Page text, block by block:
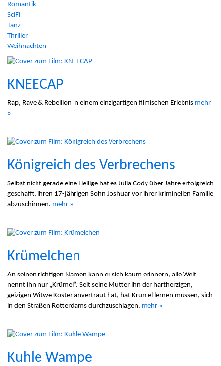
Romantik
SciFi
Tanz
Thriller
Weihnachten
KNEECAP
Rap, Rave & Rebellion in einem einzigartigen filmischen Erlebnis mehr
»
Königreich des Verbrechens
Selbst nicht gerade eine Heilige hat es Julia Cody über Jahre erfolgreich
geschafft, ihren 17-jährigen Sohn Joshuar vor ihrer kriminellen Familie
abzuschirmen. mehr »
Krümelchen
An seinen richtigen Namen kann er sich kaum erinnern, alle Welt
nennt ihn nur „Krümel“. Seit seine Mutter ihn der hartherzigen,
geizigen Witwe Koster anvertraut hat, hat Krümel lernen müssen, sich
in den Straßen Rotterdams durchzuschlagen. mehr »
Kuhle Wampe